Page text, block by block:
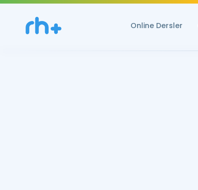
Online Dersler